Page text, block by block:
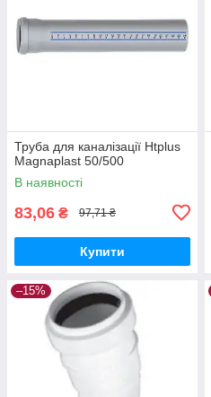
Труба для каналізації Htplus
Magnaplast 50/500
В наявності
83,06 ₴ 97,71 ₴
Купити
–15%